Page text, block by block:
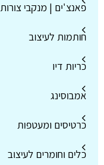
פאנצ'ים | מנקבי צורות
חותמות לעיצוב
כריות דיו
אמבוסינג
כרטיסים ומעטפות
כלים וחומרים לעיצוב